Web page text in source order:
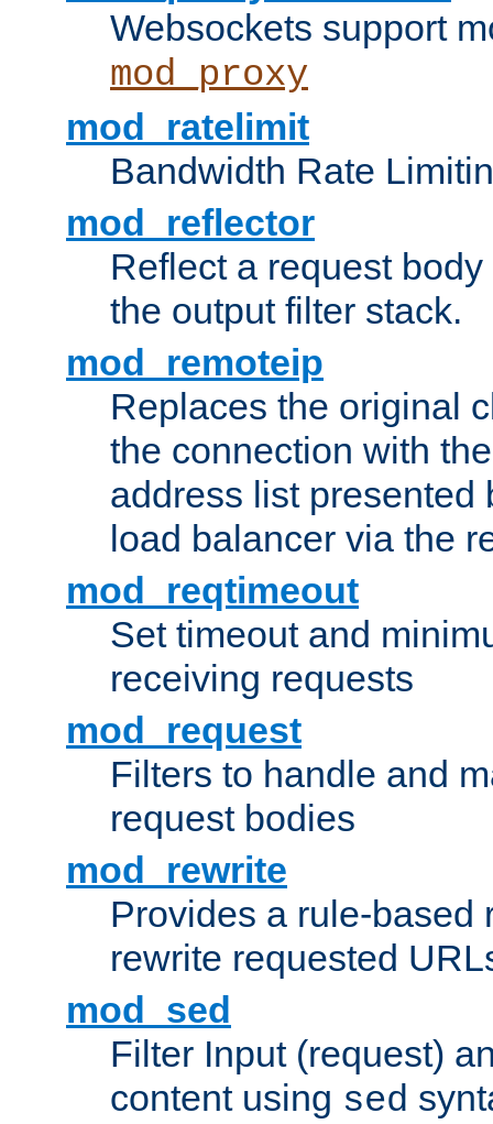
Websockets support
mod_proxy
mod_ratelimit
Bandwidth Rate
mod_reflector
Reflect a request
the output filter stack.
mod_remoteip
Replaces the original
the connection with
address list presented
load balancer via the
mod_reqtimeout
Set timeout and
receiving requests
mod_request
Filters to handle and
request bodies
mod_rewrite
Provides a rule-based
rewrite requested
mod_sed
Filter Input (request)
content using sed